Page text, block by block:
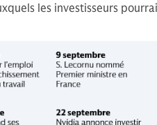
les investisseurs